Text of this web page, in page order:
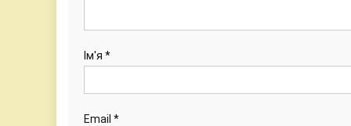
Ім'я *
Email *